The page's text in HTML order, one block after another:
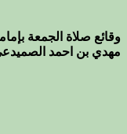
وقائع صلاة الجمعة
مهدي بن احمد